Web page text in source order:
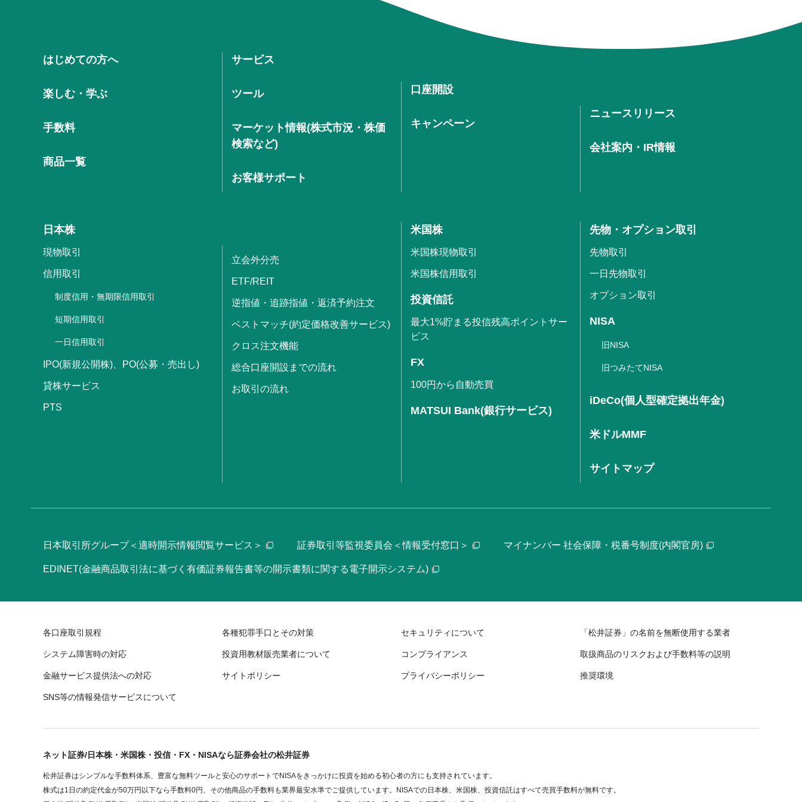
はじめての方へ
楽しむ・学ぶ
手数料
商品一覧
サービス
ツール
マーケット情報(株式市況・株価
検索など)
お客様サポート
口座開設
キャンペーン
ニュースリリース
会社案内・IR情報
日本株
現物取引
信用取引
制度信用・無期限信用取引
短期信用取引
一日信用取引
IPO(新規公開株)、PO(公募・売出し)
貸株サービス
PTS
立会外分売
ETF/REIT
逆指値・追跡指値・返済予約注文
ベストマッチ(約定価格改善サービス)
クロス注文機能
総合口座開設までの流れ
お取引の流れ
米国株
米国株現物取引
米国株信用取引
投資信託
最大1%貯まる投信残高ポイントサー
ビス
FX
100円から自動売買
MATSUI Bank(銀行サービス)
先物・オプション取引
先物取引
一日先物取引
オプション取引
NISA
旧NISA
旧つみたてNISA
iDeCo(個人型確定拠出年金)
米ドルMMF
サイトマップ
日本取引所グループ＜適時開示情報閲覧サービス＞ 証券取引等監視委員会＜情報受付窓口＞ マイナンバー 社会保障・税番号制度(内閣官房)
EDINET(金融商品取引法に基づく有価証券報告書等の開示書類に関する電子開示システム)
各口座取引規程 各種犯罪手口とその対策 セキュリティについて 「松井証券」の名前を無断使用する業者
システム障害時の対応 投資用教材販売業者について コンプライアンス 取扱商品のリスクおよび手数料等の説明
金融サービス提供法への対応 サイトポリシー プライバシーポリシー 推奨環境
SNS等の情報発信サービスについて
ネット証券/日本株・米国株・投信・FX・NISAなら証券会社の松井証券
松井証券はシンプルな手数料体系、豊富な無料ツールと安心のサポートでNISAをきっかけに投資を始める初心者の方にも支持されています。
株式は1日の約定代金が50万円以下なら手数料0円、その他商品の手数料も業界最安水準でご提供しています。NISAでの日本株、米国株、投資信託はすべて売買手数料が無料です。